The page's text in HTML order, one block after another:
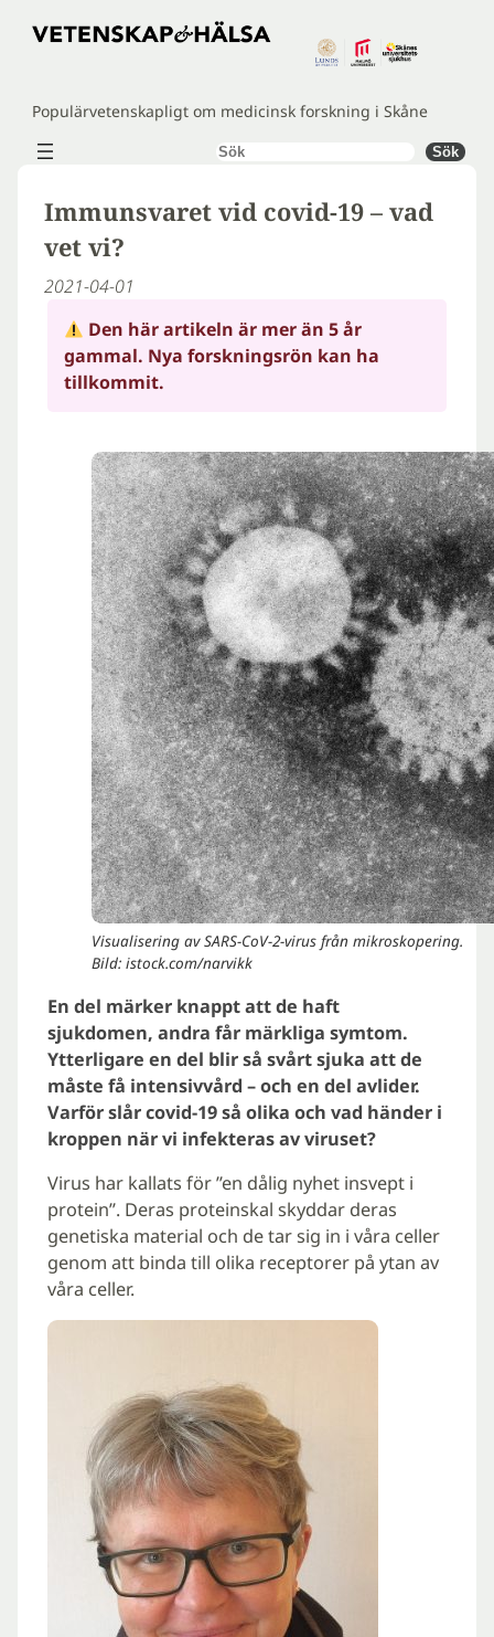
Hoppa
Populärvetenskapligt om medicinsk forskning i Skåne
Sök Sök
Immunsvaret vid covid-19 – vad
vet vi?
2021-04-01
Den här artikeln är mer än 5 år
gammal. Nya forskningsrön kan ha
tillkommit.
Visualisering av SARS-CoV-2-virus från mikroskopering.
Bild: istock.com/narvikk
En del märker knappt att de haft
sjukdomen, andra får märkliga symtom.
Ytterligare en del blir så svårt sjuka att de
måste få intensivvård – och en del avlider.
Varför slår covid-19 så olika och vad händer i
kroppen när vi infekteras av viruset?
Virus har kallats för ”en dålig nyhet insvept i
protein”. Deras proteinskal skyddar deras
genetiska material och de tar sig in i våra celler
genom att binda till olika receptorer på ytan av
våra celler.